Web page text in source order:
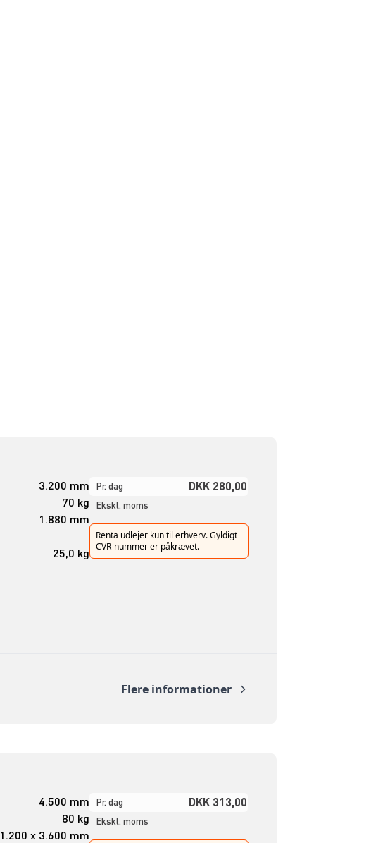
3.200 mm
70 kg
1.880 mm
25,0 kg
Pr. dag DKK 280,00
Ekskl. moms
Renta udlejer kun til erhverv. Gyldigt
CVR-nummer er påkrævet.
Flere informationer
4.500 mm
80 kg
1.200 x 3.600 mm
Pr. dag DKK 313,00
Ekskl. moms